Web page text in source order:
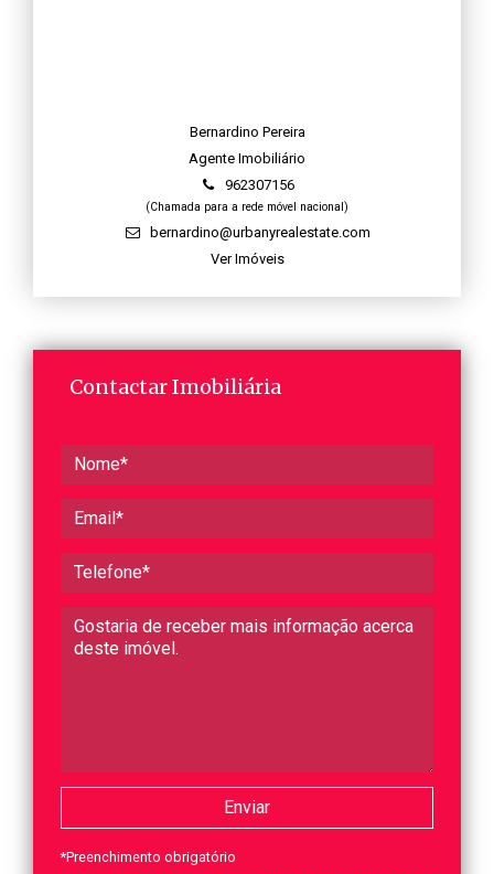
Bernardino Pereira
Agente Imobiliário
962307156
(Chamada para a rede móvel nacional)
bernardino@urbanyrealestate.com
Ver Imóveis
Contactar Imobiliária
*Preenchimento obrigatório